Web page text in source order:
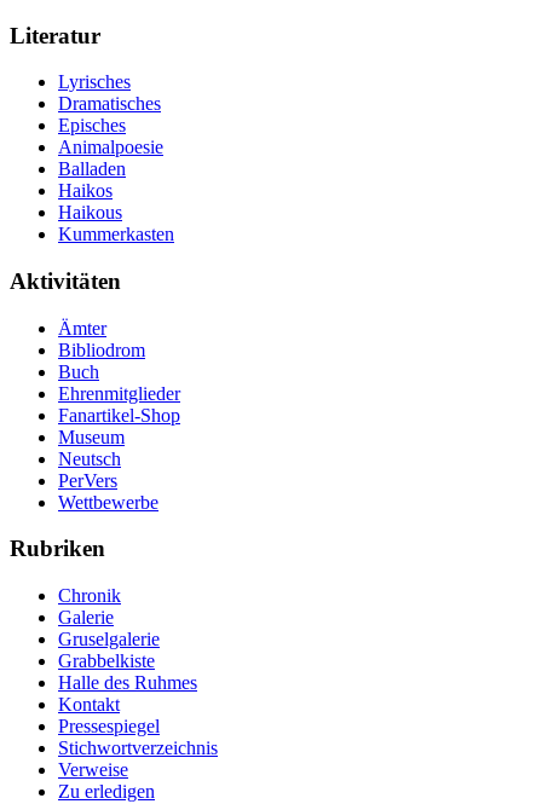
Literatur
Lyrisches
Dramatisches
Episches
Animalpoesie
Balladen
Haikos
Haikous
Kummerkasten
Aktivitäten
Ämter
Bibliodrom
Buch
Ehrenmitglieder
Fanartikel-Shop
Museum
Neutsch
PerVers
Wettbewerbe
Rubriken
Chronik
Galerie
Gruselgalerie
Grabbelkiste
Halle des Ruhmes
Kontakt
Pressespiegel
Stichwortverzeichnis
Verweise
Zu erledigen